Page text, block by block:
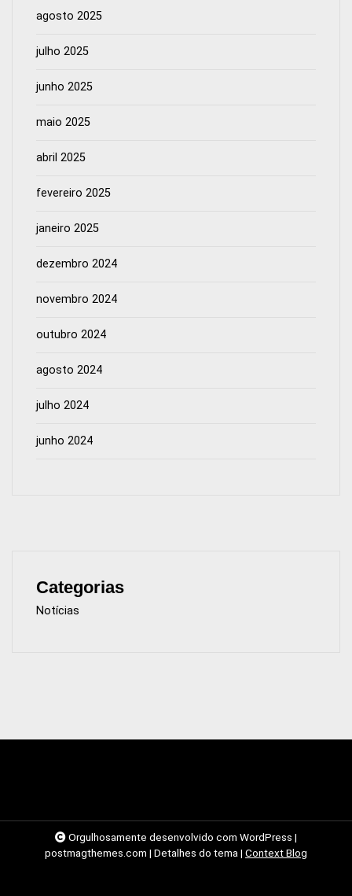
agosto 2025
julho 2025
junho 2025
maio 2025
abril 2025
fevereiro 2025
janeiro 2025
dezembro 2024
novembro 2024
outubro 2024
agosto 2024
julho 2024
junho 2024
Categorias
Notícias
Orgulhosamente desenvolvido com WordPress |
postmagthemes.com | Detalhes do tema | Context Blog